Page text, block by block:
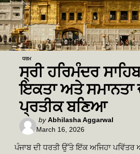
ਧਰਮ
ਸ੍ਰੀ ਹਰਿਮੰਦਰ
ਇਕਤਾ ਅਤੇ ਸਮਾਨਤਾ
ਪ੍ਰਤੀਕ ਬਣਿਆ
Posted
by
by Abhilasha Aggarwal
March 16, 2026
ਪੰਜਾਬ ਦੀ ਧਰਤੀ ਉੱਤੇ ਇੱਕ ਅਜਿਹਾ ਪਵਿੱਤਰ